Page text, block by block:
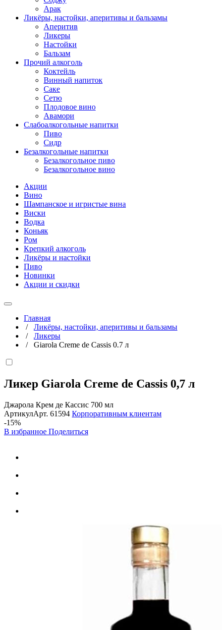
Арак
Ликёры, настойки, аперитивы и бальзамы
Аперитив
Ликеры
Настойки
Бальзам
Прочий алкоголь
Коктейль
Винный напиток
Саке
Сетю
Плодовое вино
Авамори
Слабоалкогольные напитки
Пиво
Сидр
Безалкогольные напитки
Безалкогольное пиво
Безалкогольное вино
Акции
Вино
Шампанское и игристые вина
Виски
Водка
Коньяк
Ром
Крепкий алкоголь
Ликёры и настойки
Пиво
Новинки
Акции и скидки
Главная
/ Ликёры, настойки, аперитивы и бальзамы
/ Ликеры
/ Giarola Creme de Cassis 0.7 л
Ликер Giarola Creme de Cassis 0,7 л
Джарола Крем де Кассис 700 мл
АртикулАрт. 61594 Корпоративным клиентам
-15%
В избранное Поделиться